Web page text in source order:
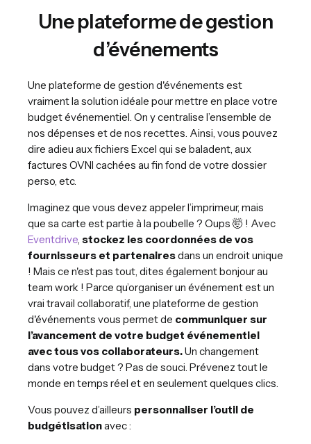
Une plateforme de gestion
d’événements
Une plateforme de gestion d'événements est
vraiment la solution idéale pour mettre en place votre
budget événementiel. On y centralise l’ensemble de
nos dépenses et de nos recettes. Ainsi, vous pouvez
dire adieu aux fichiers Excel qui se baladent, aux
factures OVNI cachées au fin fond de votre dossier
perso, etc.
Imaginez que vous devez appeler l’imprimeur, mais
que sa carte est partie à la poubelle ? Oups 🤯 ! Avec
Eventdrive stockez les coordonnées de vos
fournisseurs et partenairesdans un endroit unique
! Mais ce n'est pas tout, dites également bonjour au
team work ! Parce qu’organiser un événement est un
vrai travail collaboratif, une plateforme de gestion
d'événements vous permet de communiquer sur
l’avancement de votre budget événementiel
avec tous vos collaborateurs.Un changement
dans votre budget ? Pas de souci. Prévenez tout le
monde en temps réel et en seulement quelques clics.
Vous pouvez d’ailleurs personnaliser l’outil de
budgétisationavec :